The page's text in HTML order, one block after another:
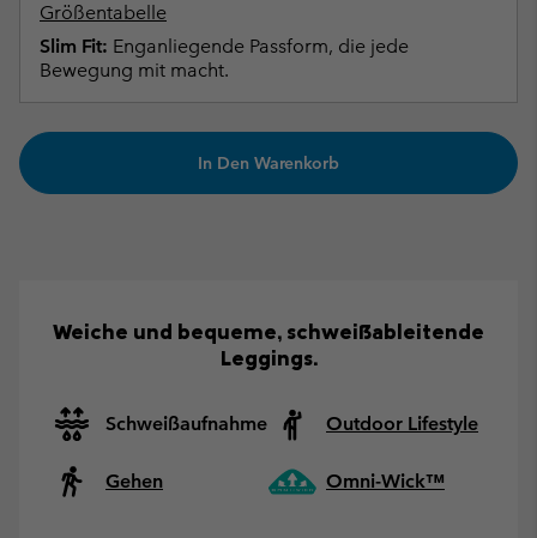
Größentabelle
Slim Fit: Enganliegende Passform, die jede
Bewegung mit macht.
In Den Warenkorb
Weiche und bequeme, schweißableitende
Leggings.
Schweißaufnahme Outdoor Lifestyle
Gehen Omni-Wick™